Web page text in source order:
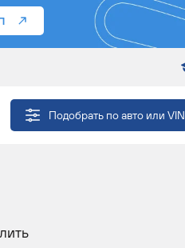
Подобрать по авто или VIN